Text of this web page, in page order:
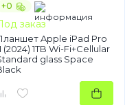
+0
заказ
Apple iPad Pro
(2024) 1TB Wi-Fi+Cellular
glass Space